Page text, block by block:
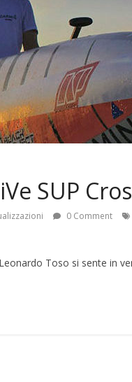
SUP
0 Comment
Toso si sente in